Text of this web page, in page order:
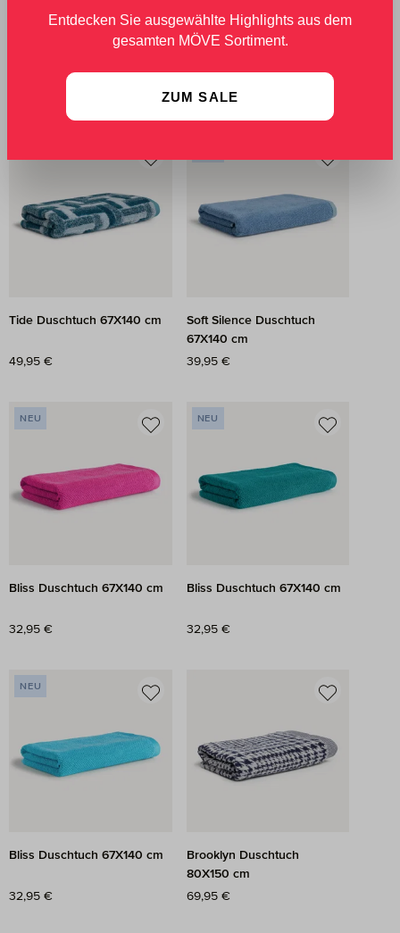
80X150 cm
67X140 cm
Regulärer Preis:
39,95 €
Tide Duschtuch 67X140 cm
Regulärer Preis:
49,95 €
Soft Silence Duschtuch
67X140 cm
Regulärer Preis:
39,95 €
NEU
Bliss Duschtuch 67X140 cm
Regulärer Preis:
32,95 €
NEU
Bliss Duschtuch 67X140 cm
Regulärer Preis:
32,95 €
NEU
Bliss Duschtuch 67X140 cm
Regulärer Preis:
32,95 €
Brooklyn Duschtuch
80X150 cm
Regulärer Preis:
69,95 €
Entdecken Sie ausgewählte Highlights aus dem
gesamten MÖVE Sortiment.
ZUM SALE